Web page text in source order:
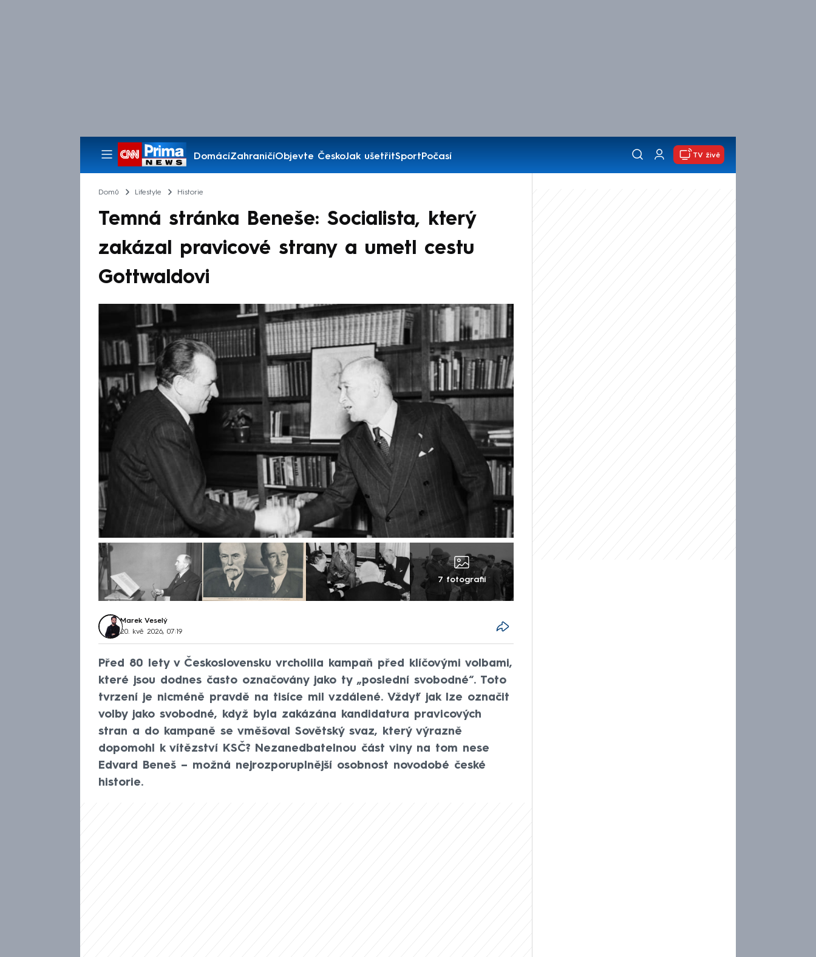
DomácíZahraničíObjevte ČeskoJak ušetřitSportPočasí
Pořady
TV živě
Domů Lifestyle Historie
Temná stránka Beneše: Socialista, který
zakázal pravicové strany a umetl cestu
Gottwaldovi
7 fotografií
Marek Veselý
20. kvě 2026, 07:19
Před 80 lety v Československu vrcholila kampaň před klíčovými volbami,
které jsou dodnes často označovány jako ty „poslední svobodné“. Toto
tvrzení je nicméně pravdě na tisíce mil vzdálené. Vždyť jak lze označit
volby jako svobodné, když byla zakázána kandidatura pravicových
stran a do kampaně se vměšoval Sovětský svaz, který výrazně
dopomohl k vítězství KSČ? Nezanedbatelnou část viny na tom nese
Edvard Beneš – možná nejrozporuplnější osobnost novodobé české
historie.